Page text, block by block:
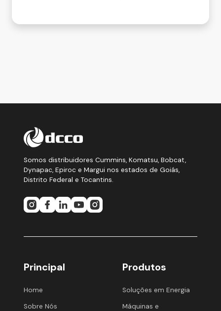
Somos distribuidores Cummins, Komatsu, Bobcat,
Dynapac, Epiroc e Margui nos estados de Goiás,
Distrito Federal e Tocantins.
Principal
Home
Sobre Nós
Produtos
Soluções em Energia
Máquinas e